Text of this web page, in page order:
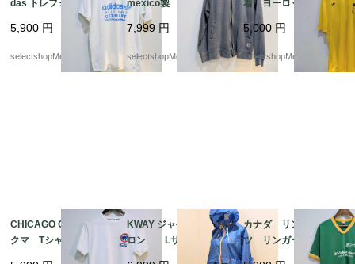
das トレフォイル
ホワイト アディダ
ス Lサイズ コット
ン adidas 白 Tシャ
5,900 円
selectshopMerci.
mexico製 グレー ペ
イント Мサイズ ジ
ップタイプ スウェッ
ト ジップパーカー
メキシコ
7,999 円
selectshopMerci.
着 ヨーロッパ古着
Adidas ヨーロッパ製
adidas （アディダス）
ナイロン ストライ
プ mens M-Lサイズ
5,000 円
selectshopMerci.
CHICAGO CUBE bear
クマ Tシャツ 実寸M
サイズ（記載 Lサイ
KWAY ジャケット ナイ
ロン Lサイズ程度
レインコート ナイロ
カナダ リンガーTシャ
ツ リンガーT グリー
ン ナンバリング コ